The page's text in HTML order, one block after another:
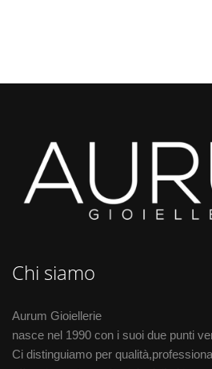
Chi siamo
Aurum Gioiellerie
nasce nel 1990 con i suoi due punti
Ci distinguiamo per